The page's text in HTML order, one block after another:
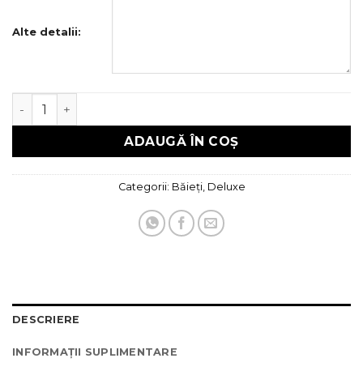
Alte detalii:
Cantitate Trusou botez Deluxe
ADAUGĂ ÎN COȘ
Categorii: Băieți, Deluxe
DESCRIERE
INFORMAȚII SUPLIMENTARE